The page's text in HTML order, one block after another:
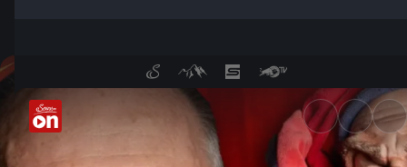
Wochenkommentar von